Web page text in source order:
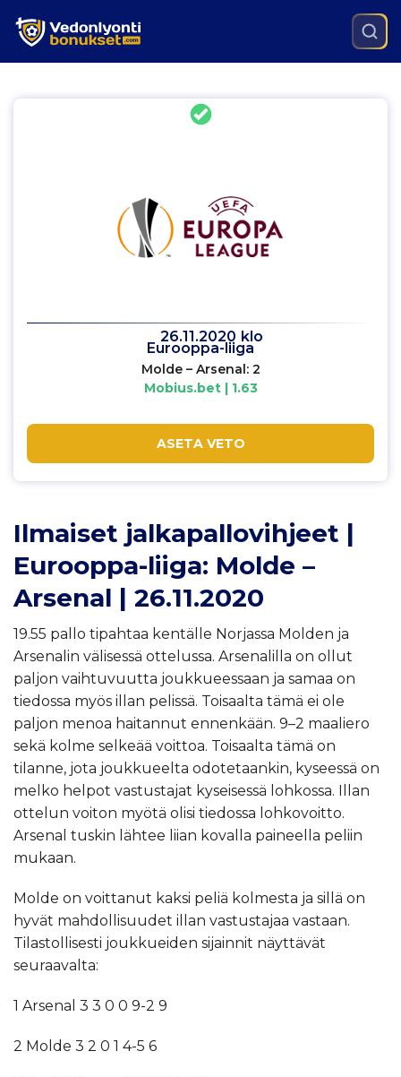
26.11.2020 klo
Eurooppa-liiga
Molde – Arsenal: 2
Mobius.bet | 1.63
ASETA VETO
Ilmaiset jalkapallovihjeet |
Eurooppa-liiga: Molde –
Arsenal | 26.11.2020
19.55 pallo tipahtaa kentälle Norjassa Molden ja
Arsenalin välisessä ottelussa. Arsenalilla on ollut
paljon vaihtuvuutta joukkueessaan ja samaa on
tiedossa myös illan pelissä. Toisaalta tämä ei ole
paljon menoa haitannut ennenkään. 9–2 maaliero
sekä kolme selkeää voittoa. Toisaalta tämä on
tilanne, jota joukkueelta odotetaankin, kyseessä on
melko helpot vastustajat kyseisessä lohkossa. Illan
ottelun voiton myötä olisi tiedossa lohkovoitto.
Arsenal tuskin lähtee liian kovalla paineella peliin
mukaan.
Molde on voittanut kaksi peliä kolmesta ja sillä on
hyvät mahdollisuudet illan vastustajaa vastaan.
Tilastollisesti joukkueiden sijainnit näyttävät
seuraavalta:
1 Arsenal 3 3 0 0 9-2 9
2 Molde 3 2 0 1 4-5 6